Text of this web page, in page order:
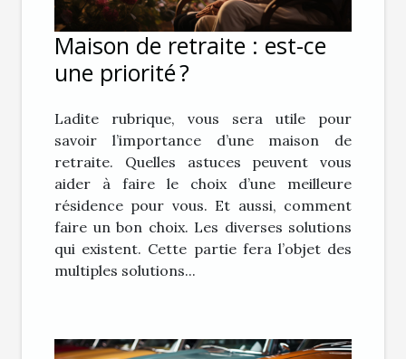
Maison de retraite : est-ce
une priorité ?
Ladite rubrique, vous sera utile pour
savoir l’importance d’une maison de
retraite. Quelles astuces peuvent vous
aider à faire le choix d’une meilleure
résidence pour vous. Et aussi, comment
faire un bon choix. Les diverses solutions
qui existent. Cette partie fera l’objet des
multiples solutions...